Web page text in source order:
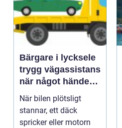
Bärgare i lycksele
trygg vägassistans
när något händer
på vägen
När bilen plötsligt
stannar, ett däck
spricker eller motorn